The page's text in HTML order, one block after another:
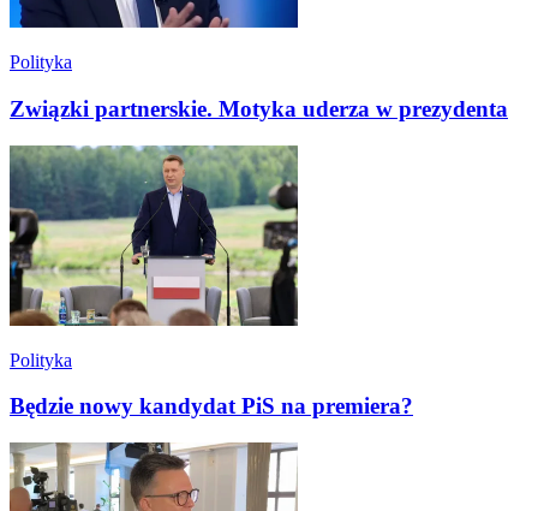
Polityka
Związki partnerskie. Motyka uderza w prezydenta
Polityka
Będzie nowy kandydat PiS na premiera?